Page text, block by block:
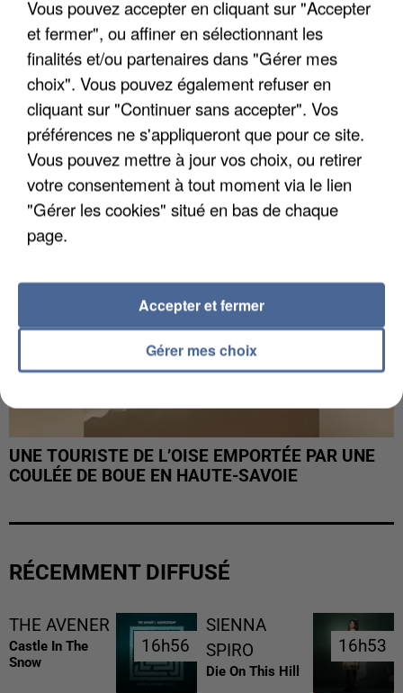
UN SECOND CADRE DE LA DZ MAFIA
INTERPELLÉ EN ALGÉRIE
UNE TOURISTE DE L’OISE EMPORTÉE PAR UNE
COULÉE DE BOUE EN HAUTE-SAVOIE
RÉCEMMENT DIFFUSÉ
THE AVENER
Castle In The
Snow
16h56
16h56
SIENNA
SPIRO
Die On This Hill
16h53
16h53
Vous pouvez accepter en cliquant sur "Accepter
et fermer", ou affiner en sélectionnant les
finalités et/ou partenaires dans "Gérer mes
choix". Vous pouvez également refuser en
cliquant sur "Continuer sans accepter". Vos
préférences ne s'appliqueront que pour ce site.
Vous pouvez mettre à jour vos choix, ou retirer
votre consentement à tout moment via le lien
"Gérer les cookies" situé en bas de chaque
page.
Gérer mes choix
Accepter et fermer